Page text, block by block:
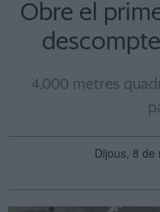
Obre el
4.000 metres
Dijous, 8 de